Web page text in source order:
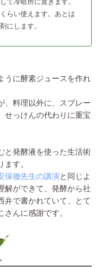
らい使えます。あとは
にします。
うに酵素ジュースを作れ
、料理以外に、スプレー
せっけんの代わりに重宝
と発酵液を使った生活術
す。
保徹先生の講演と同じよ
解ができて、発酵から社
弁で書かれていて、とて
さんに感謝です。